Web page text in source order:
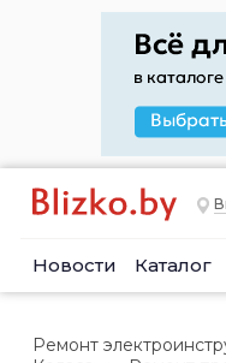
Новости Каталог
Ремонт